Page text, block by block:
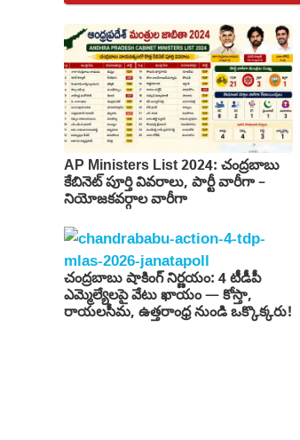
AP Ministers List 2024: చంద్రబాబు
కేబినెట్ పూర్తి వివరాలు, పార్టీ వారీగా –
నియోజకవర్గాల వారీగా
చంద్రబాబు షాకింగ్ నిర్ణయం: 4 టీడీపీ
ఎమ్మెల్యేలపై వేటు ఖాయం — కోస్తా,
రాయలసీమ, ఉత్తరాంధ్ర నుండి ఒక్కొక్కరు!